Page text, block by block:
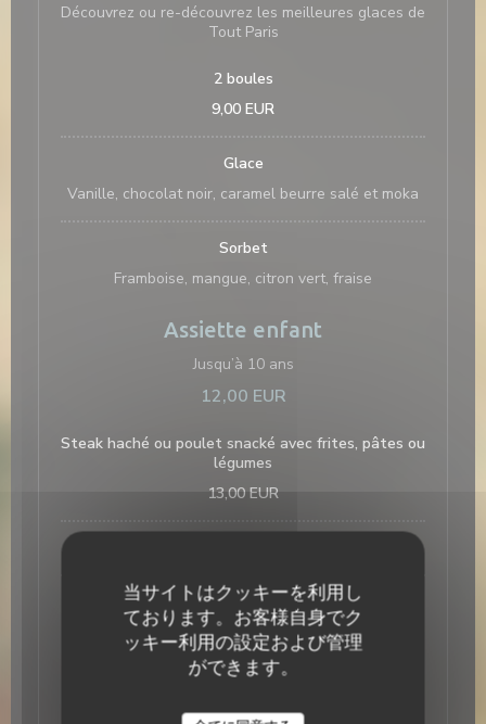
当サイトはクッキーを利用し
ております。お客様自身でク
ッキー利用の設定および管理
ができます。
Découvrez ou re-découvrez les meilleures glaces de
Tout Paris
2 boules
9,00 EUR
Glace
Vanille, chocolat noir, caramel beurre salé et moka
Sorbet
Framboise, mangue, citron vert, fraise
Assiette enfant
Jusqu’à 10 ans
12,00 EUR
Steak haché ou poulet snacké avec frites, pâtes ou
légumes
13,00 EUR
1 Boule de glace Berthillon au choix
Nos Planches